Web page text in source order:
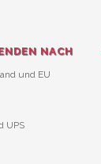
NACH
UPS